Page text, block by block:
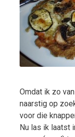
Omdat ik zo
naarstig op
voor die
Nu las ik laatst